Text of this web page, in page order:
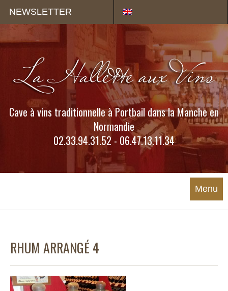
NEWSLETTER
Cave à vins traditionnelle à Portbail dans la Manche en
Normandie
02.33.94.31.52 - 06.47.13.11.34
Menu
RHUM ARRANGÉ 4
Panneau de gestion des cookies